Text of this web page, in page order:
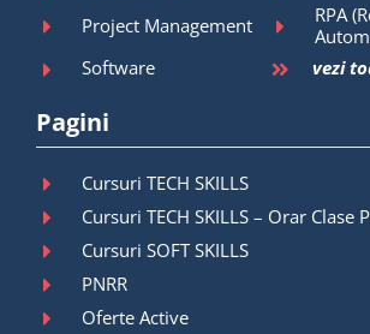
Project Management
RPA
Software
vezi
Pagini
Cursuri TECH SKILLS
Cursuri TECH SKILLS – Orar Clase
Cursuri SOFT SKILLS
PNRR
Oferte Active